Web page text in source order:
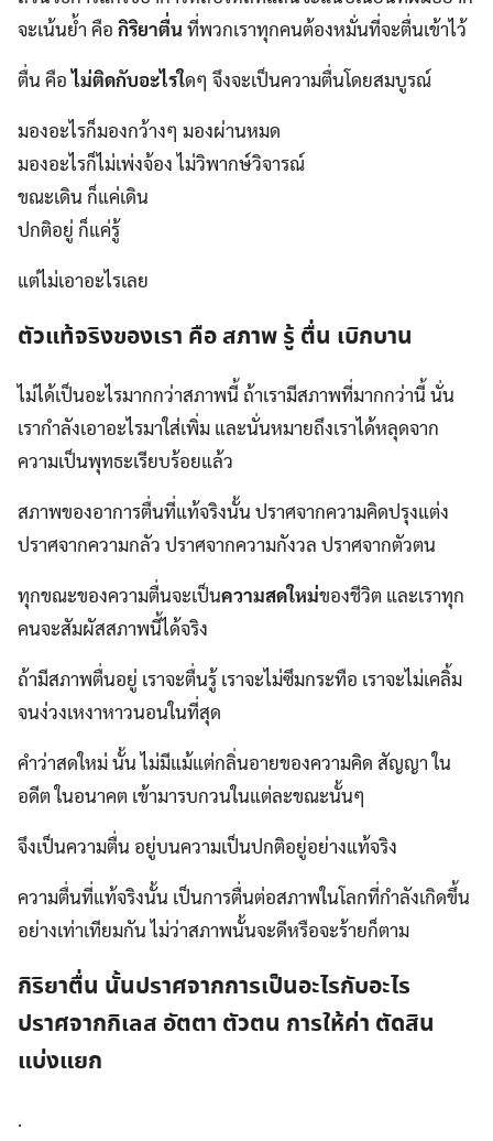
จะเน้นย้ำ คือ กิริยาตื่นที่พวกเราทุกคนต้องหมั่นที่จะตื่นเข้าไว้
ตื่น คือไม่ติดกับอะไรใดๆ จึงจะเป็นความตื่นโดยสมบูรณ์
มองอะไรก็มองกว้างๆ มองผ่านหมด
มองอะไรก็ไม่เพ่งจ้อง ไม่วิพากษ์วิจารณ์
ขณะเดิน ก็แค่เดิน
ปกติอยู่ ก็แค่รู้
แต่ไม่เอาอะไรเลย
ตัวแท้จริงของเรา คือ สภาพ รู้ ตื่น เบิกบาน
ไม่ได้เป็นอะไรมากกว่าสภาพนี้ ถ้าเรามีสภาพที่มากกว่านี้ นั่น
เรากำลังเอาอะไรมาใส่เพิ่ม และนั่นหมายถึงเราได้หลุดจาก
ความเป็นพุทธะเรียบร้อยแล้ว
สภาพของอาการตื่นที่แท้จริงนั้น ปราศจากความคิดปรุงแต่ง
ปราศจากความกลัว ปราศจากความกังวล ปราศจากตัวตน
ทุกขณะของความตื่นจะเป็นความสดใหม่ของชีวิต และเราทุก
คนจะสัมผัสสภาพนี้ได้จริง
ถ้ามีสภาพตื่นอยู่ เราจะตื่นรู้ เราจะไม่ซึมกระทือ เราจะไม่เคลิ้ม
จนง่วงเหงาหาวนอนในที่สุด
คำว่าสดใหม่ นั้น ไม่มีแม้แต่กลิ่นอายของความคิด สัญญา ใน
อดีต ในอนาคต เข้ามารบกวนในแต่ละขณะนั้นๆ
จึงเป็นความตื่น อยู่บนความเป็นปกติอยู่อย่างแท้จริง
ความตื่นที่แท้จริงนั้น เป็นการตื่นต่อสภาพในโลกที่กำลังเกิดขึ้น
อย่างเท่าเทียมกัน ไม่ว่าสภาพนั้นจะดีหรือจะร้ายก็ตาม
กิริยาตื่น นั้นปราศจากการเป็นอะไรกับอะไร
ปราศจากกิเลส อัตตา ตัวตน การให้ค่า ตัดสิน
แบ่งแยก
.